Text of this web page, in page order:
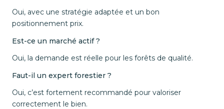
Oui, avec une stratégie adaptée et un bon
positionnement prix.
Est-ce un marché actif ?
Oui, la demande est réelle pour les forêts de qualité.
Faut-il un expert forestier ?
Oui, c’est fortement recommandé pour valoriser
correctement le bien.